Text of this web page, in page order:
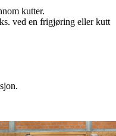
kutter.
ved en frigjøring eller kutt